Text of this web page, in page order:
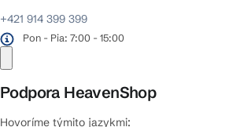
+421 914 399 399
Pon - Pia: 7:00 - 15:00
Podpora HeavenShop
Hovoríme týmito jazykmi: